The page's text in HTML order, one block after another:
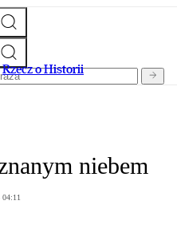
Rzecz o Historii
niebem
04:11